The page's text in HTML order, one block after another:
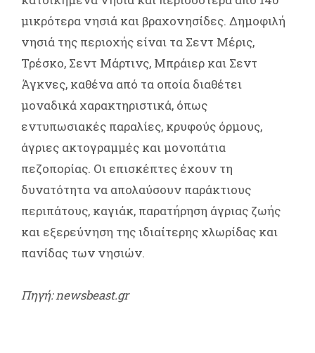
μικρότερα νησιά και βραχονησίδες. Δημοφιλή
νησιά της περιοχής είναι τα Σεντ Μέρις,
Τρέσκο, Σεντ Μάρτινς, Μπράιερ και Σεντ
Άγκνες, καθένα από τα οποία διαθέτει
μοναδικά χαρακτηριστικά, όπως
εντυπωσιακές παραλίες, κρυφούς όρμους,
άγριες ακτογραμμές και μονοπάτια
πεζοπορίας. Οι επισκέπτες έχουν τη
δυνατότητα να απολαύσουν παράκτιους
περιπάτους, καγιάκ, παρατήρηση άγριας ζωής
και εξερεύνηση της ιδιαίτερης χλωρίδας και
πανίδας των νησιών.
Πηγή: newsbeast.gr